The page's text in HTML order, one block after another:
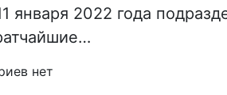
января 2022 года
нет